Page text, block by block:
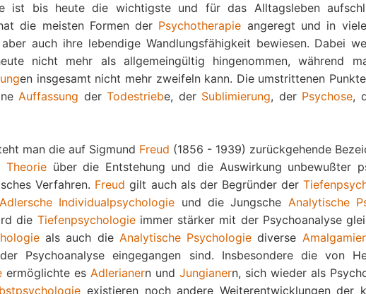
ist bis heute die wichtigste und für das Alltagsleben
die meisten Formen der Psychotherapie angeregt und in
auch ihre lebendige Wandlungsfähigkeit bewiesen. Dabei
nicht mehr als allgemeingültig hingenommen, während
en insgesamt nicht mehr zweifeln kann. Die umstrittenen
Auffassung der Todestriebe, der Sublimierung, der Psychose,
man die auf Sigmund Freud (1856 - 1939) zurückgehende
Theorieüber die Entstehung und die Auswirkung unbewußter
Verfahren. Freud gilt auch als der Begründer der
Adlersche Individualpsychologie und die Jungsche Analytische
die Tiefenpsychologieimmer stärker mit der Psychoanalyse
als auch die Analytische Psychologie diverse
Psychoanalyse eingegangen sind. Insbesondere die von
ermöglichte es Adlerianern und Jungianern, sich wieder als
existieren noch andere Weiterentwicklungen der